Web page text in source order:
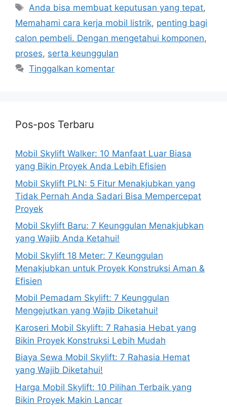
Tag
Anda bisa membuat keputusan yang tepat,
Memahami cara kerja mobil listrik, penting bagi
calon pembeli. Dengan mengetahui komponen,
proses, serta keunggulan
Tinggalkan komentar
Pos-pos Terbaru
Mobil Skylift Walker: 10 Manfaat Luar Biasa
yang Bikin Proyek Anda Lebih Efisien
Mobil Skylift PLN: 5 Fitur Menakjubkan yang
Tidak Pernah Anda Sadari Bisa Mempercepat
Proyek
Mobil Skylift Baru: 7 Keunggulan Menakjubkan
yang Wajib Anda Ketahui!
Mobil Skylift 18 Meter: 7 Keunggulan
Menakjubkan untuk Proyek Konstruksi Aman &
Efisien
Mobil Pemadam Skylift: 7 Keunggulan
Mengejutkan yang Wajib Diketahui!
Karoseri Mobil Skylift: 7 Rahasia Hebat yang
Bikin Proyek Konstruksi Lebih Mudah
Biaya Sewa Mobil Skylift: 7 Rahasia Hemat
yang Wajib Diketahui!
Harga Mobil Skylift: 10 Pilihan Terbaik yang
Bikin Proyek Makin Lancar